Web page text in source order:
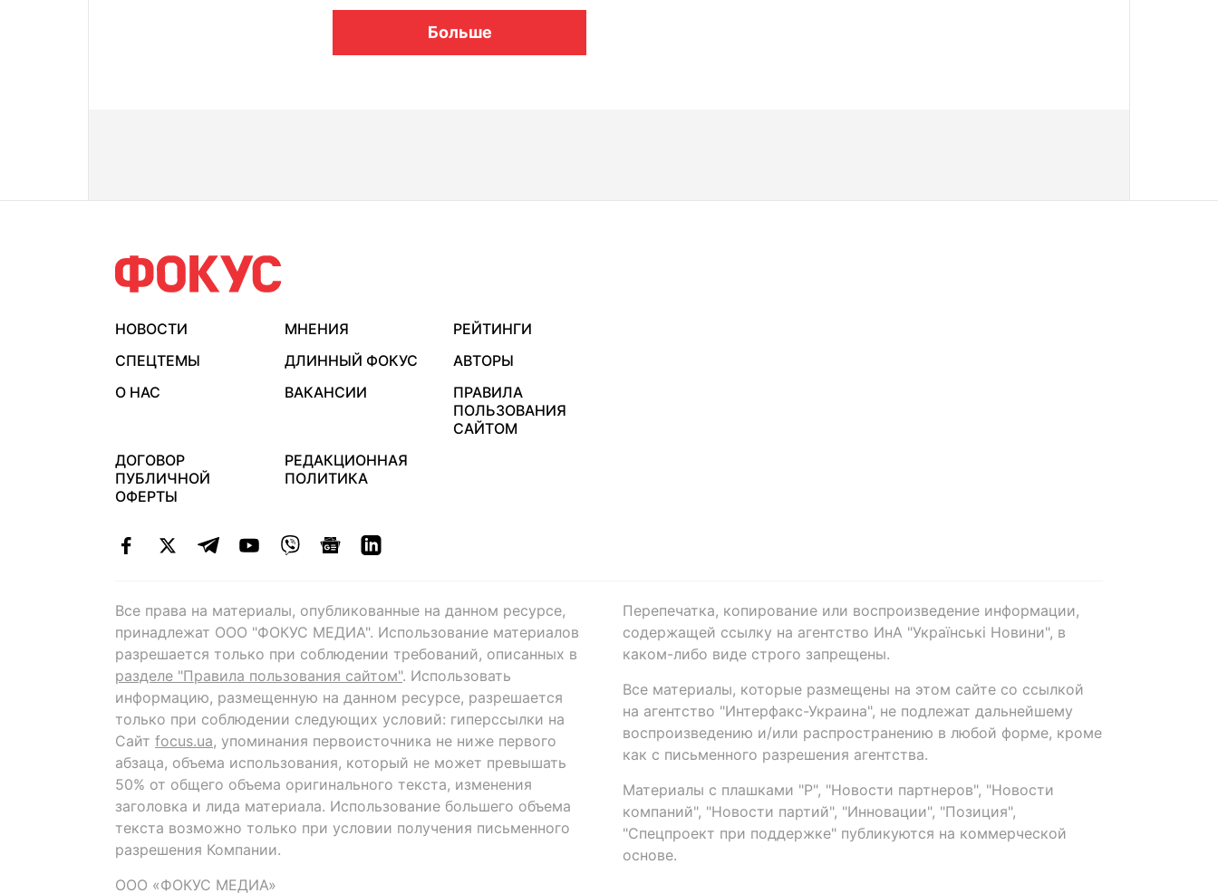
Больше
НОВОСТИ МНЕНИЯ
РЕЙТИНГИ
СПЕЦТЕМЫ
ДЛИННЫЙ ФОКУС
АВТОРЫ
О НАС
ВАКАНСИИ
ПРАВИЛА
ПОЛЬЗОВАНИЯ
САЙТОМ
ДОГОВОР
ПУБЛИЧНОЙ
ОФЕРТЫ
РЕДАКЦИОННАЯ
ПОЛИТИКА
Все права на материалы, опубликованные на данном ресурсе,
принадлежат ООО "ФОКУС МЕДИА". Использование материалов
разрешается только при соблюдении требований, описанных в
разделе "Правила пользования сайтом". Использовать
информацию, размещенную на данном ресурсе, разрешается
только при соблюдении следующих условий: гиперссылки на
Сайт focus.ua, упоминания первоисточника не ниже первого
абзаца, объема использования, который не может превышать
50% от общего объема оригинального текста, изменения
заголовка и лида материала. Использование большего объема
текста возможно только при условии получения письменного
разрешения Компании.
ООО «ФОКУС МЕДИА»
Перепечатка, копирование или воспроизведение информации,
содержащей ссылку на агентство ИнА "Українські Новини", в
каком-либо виде строго запрещены.
Все материалы, которые размещены на этом сайте со ссылкой
на агентство "Интерфакс-Украина", не подлежат дальнейшему
воспроизведению и/или распространению в любой форме, кроме
как с письменного разрешения агентства.
Материалы с плашками "Р", "Новости партнеров", "Новости
компаний", "Новости партий", "Инновации", "Позиция",
"Спецпроект при поддержке" публикуются на коммерческой
основе.